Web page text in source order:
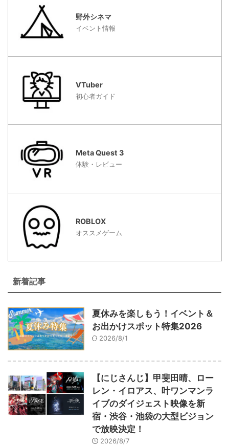
野外シネマ
イベント情報
VTuber
初心者ガイド
Meta Quest 3
体験・レビュー
ROBLOX
オススメゲーム
新着記事
夏休みを楽しもう！イベント＆
お出かけスポット特集2026
2026/8/1
【にじさんじ】甲斐田晴、ロー
レン・イロアス、叶ワンマンラ
イブのダイジェスト映像を新
宿・渋谷・池袋の大型ビジョン
で放映決定！
2026/8/7